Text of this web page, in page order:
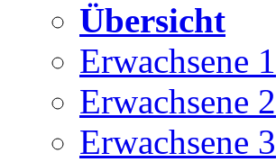
Übersicht
Erwachsene 1
Erwachsene 2
Erwachsene 3